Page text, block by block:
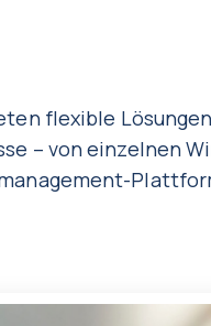
flexible
– von einzelnen